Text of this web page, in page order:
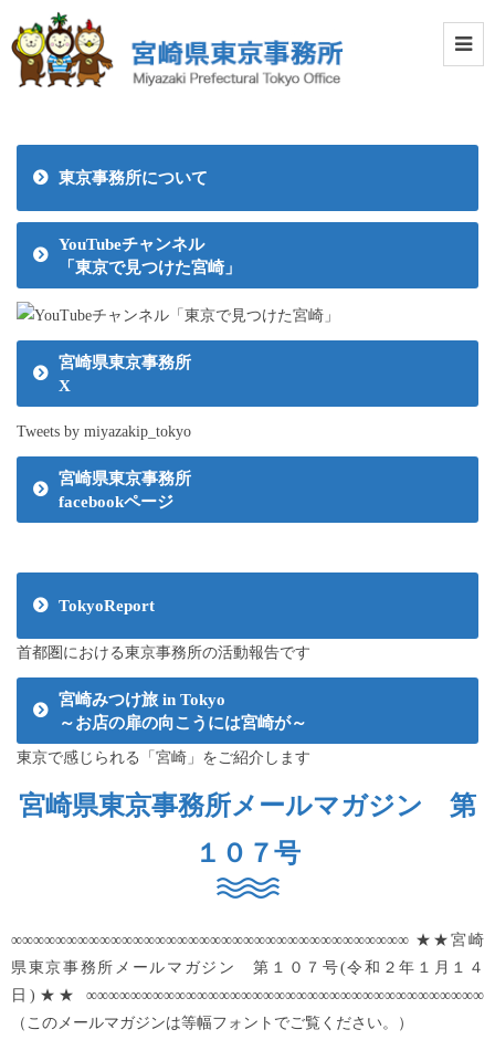
東京事務所について
YouTubeチャンネル
「東京で見つけた宮崎」
宮崎県東京事務所
X
Tweets by miyazakip_tokyo
宮崎県東京事務所
facebookページ
TokyoReport
首都圏における東京事務所の活動報告です
宮崎みつけ旅 in Tokyo
～お店の扉の向こうには宮崎が～
東京で感じられる「宮崎」をご紹介します
宮崎県東京事務所メールマガジン 第
１０７号
∞∞∞∞∞∞∞∞∞∞∞∞∞∞∞∞∞∞∞∞∞∞∞∞∞∞∞∞∞∞∞∞∞∞∞∞ ★★宮崎
県東京事務所メールマガジン 第１０７号(令和２年１月１４
日)★★ ∞∞∞∞∞∞∞∞∞∞∞∞∞∞∞∞∞∞∞∞∞∞∞∞∞∞∞∞∞∞∞∞∞∞∞∞
（このメールマガジンは等幅フォントでご覧ください。）